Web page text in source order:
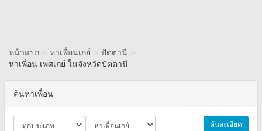
หน้าแรก > หาเพื่อนเกย์ > ปัตตานี >
หาเพื่อน เพศเกย์ ในจังหวัดปัตตานี
ค้นหาเพื่อน
ค้นละเอียด